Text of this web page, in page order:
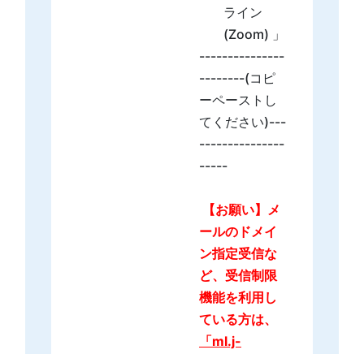
ライン
(Zoom) 」
---------------
--------(コピ
ーペーストし
てください)---
---------------
-----
【お願い】メ
ールのドメイ
ン指定受信な
ど、受信制限
機能を利用し
ている方は、
「ml.j-